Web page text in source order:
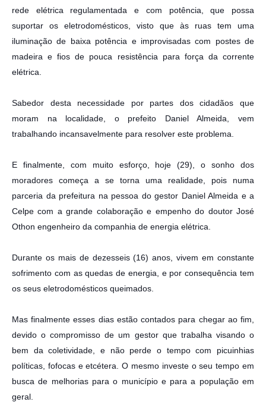
rede elétrica regulamentada e com potência, que possa
suportar os eletrodomésticos, visto que às ruas tem uma
iluminação de baixa potência e improvisadas com postes de
madeira e fios de pouca resistência para força da corrente
elétrica.
Sabedor desta necessidade por partes dos cidadãos que
moram na localidade, o prefeito Daniel Almeida, vem
trabalhando incansavelmente para resolver este problema.
E finalmente, com muito esforço, hoje (29), o sonho dos
moradores começa a se torna uma realidade, pois numa
parceria da prefeitura na pessoa do gestor Daniel Almeida e a
Celpe com a grande colaboração e empenho do doutor José
Othon engenheiro da companhia de energia elétrica.
Durante os mais de dezesseis (16) anos, vivem em constante
sofrimento com as quedas de energia, e por consequência tem
os seus eletrodomésticos queimados.
Mas finalmente esses dias estão contados para chegar ao fim,
devido o compromisso de um gestor que trabalha visando o
bem da coletividade, e não perde o tempo com picuinhias
políticas, fofocas e etcétera. O mesmo investe o seu tempo em
busca de melhorias para o município e para a população em
geral.